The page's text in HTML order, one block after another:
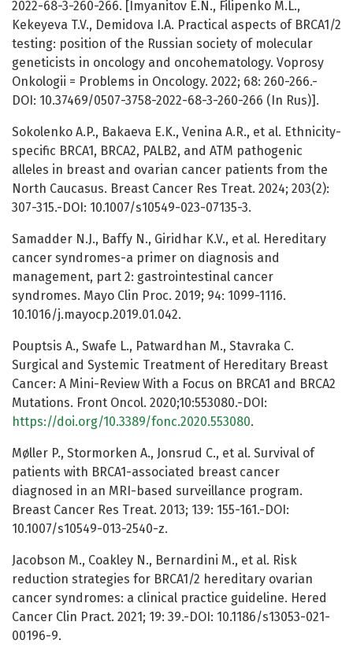
2022-68-3-260-266. [Imyanitov E.N., Filipenko M.L.,
Kekeyeva T.V., Demidova I.A. Practical aspects of BRCA1/2
testing: position of the Russian society of molecular
geneticists in oncology and oncohematology. Voprosy
Onkologii = Problems in Oncology. 2022; 68: 260-266.-
DOI: 10.37469/0507-3758-2022-68-3-260-266 (In Rus)].
Sokolenko A.P., Bakaeva E.K., Venina A.R., et al. Ethnicity-
specific BRCA1, BRCA2, PALB2, and ATM pathogenic
alleles in breast and ovarian cancer patients from the
North Caucasus. Breast Cancer Res Treat. 2024; 203(2):
307-315.-DOI: 10.1007/s10549-023-07135-3.
Samadder N.J., Baffy N., Giridhar K.V., et al. Hereditary
cancer syndromes-a primer on diagnosis and
management, part 2: gastrointestinal cancer
syndromes. Mayo Clin Proc. 2019; 94: 1099-1116.
10.1016/j.mayocp.2019.01.042.
Pouptsis A., Swafe L., Patwardhan M., Stavraka C.
Surgical and Systemic Treatment of Hereditary Breast
Cancer: A Mini-Review With a Focus on BRCA1 and BRCA2
Mutations. Front Oncol. 2020;10:553080.-DOI:
https://doi.org/10.3389/fonc.2020.553080.
Møller P., Stormorken A., Jonsrud C., et al. Survival of
patients with BRCA1-associated breast cancer
diagnosed in an MRI-based surveillance program.
Breast Cancer Res Treat. 2013; 139: 155-161.-DOI:
10.1007/s10549-013-2540-z.
Jacobson M., Coakley N., Bernardini M., et al. Risk
reduction strategies for BRCA1/2 hereditary ovarian
cancer syndromes: a clinical practice guideline. Hered
Cancer Clin Pract. 2021; 19: 39.-DOI: 10.1186/s13053-021-
00196-9.